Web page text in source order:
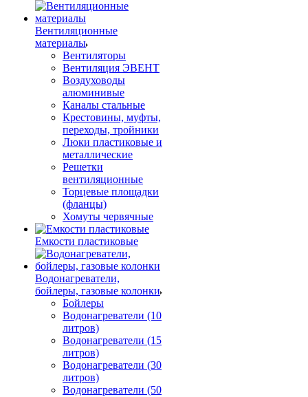
Вентиляционные
материалы
Вентиляторы
Вентиляция ЭВЕНТ
Воздуховоды
алюминивые
Каналы стальные
Крестовины, муфты,
переходы, тройники
Люки пластиковые и
металлические
Решетки
вентиляционные
Торцевые площадки
(фланцы)
Хомуты червячные
Емкости пластиковые
Водонагреватели,
бойлеры, газовые колонки
Бойлеры
Водонагреватели (10
литров)
Водонагреватели (15
литров)
Водонагреватели (30
литров)
Водонагреватели (50